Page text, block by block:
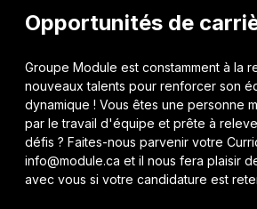
Opportunités de
Groupe Module est constamment à la
nouveaux talents pour renforcer son
dynamique ! Vous êtes une personne
par le travail d'équipe et prête à
défis ? Faites-nous parvenir votre
info@module.ca et il nous fera plaisir
avec vous si votre candidature est